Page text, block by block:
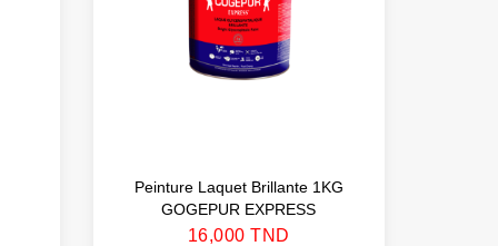
Peinture Laquet Brillante 1KG
GOGEPUR EXPRESS
Prix
16,000 TND